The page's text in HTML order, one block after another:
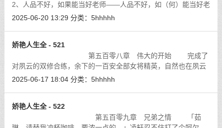
2、人品不好，如果能当好老师——人品不好，如（何）能当好老
师3、一直升到了现在的策划师，策划总监——一直升到了现在的
2025-06-20 13:29 分类： 5hhhhh
娇艳人生全 - 521
第五百零八章 伟大的开始 完成了
对夙云的双修合练，余下的一百安全部女将精英，自然也在夙云
的安排下提上日程，这毕竟是一项「艰巨」、「耗时」、「费
2025-06-17 18:04 分类： 5hhhhh
娇艳人生全 - 522
第五百零九章 兄弟之情 「茹